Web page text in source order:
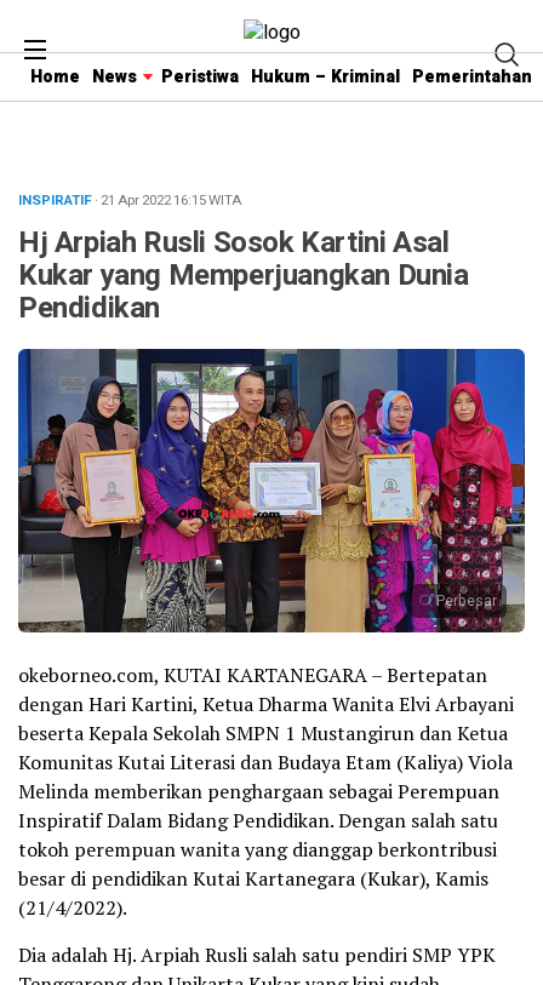
Home News Peristiwa Hukum – Kriminal Pemerintahan
INSPIRATIF· 21 Apr 202216:15WITA
Hj Arpiah Rusli Sosok Kartini Asal
Kukar yang Memperjuangkan Dunia
Pendidikan
Perbesar
okeborneo.com, KUTAI KARTANEGARA – Bertepatan
dengan Hari Kartini, Ketua Dharma Wanita Elvi Arbayani
beserta Kepala Sekolah SMPN 1 Mustangirun dan Ketua
Komunitas Kutai Literasi dan Budaya Etam (Kaliya) Viola
Melinda memberikan penghargaan sebagai Perempuan
Inspiratif Dalam Bidang Pendidikan. Dengan salah satu
tokoh perempuan wanita yang dianggap berkontribusi
besar di pendidikan Kutai Kartanegara (Kukar), Kamis
(21/4/2022).
Dia adalah Hj. Arpiah Rusli salah satu pendiri SMP YPK